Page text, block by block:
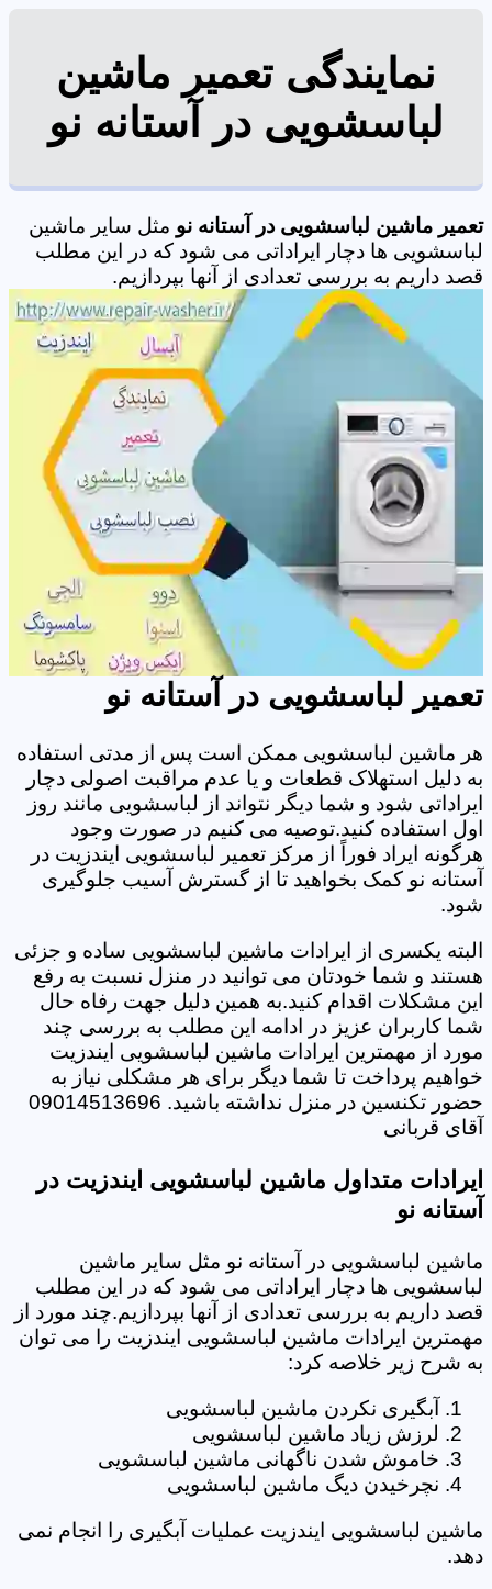
نمایندگی تعمیر ماشین
لباسشویی در آستانه نو
تعمیر ماشین لباسشویی در آستانه نو مثل سایر ماشین
لباسشویی ها دچار ایراداتی می شود که در این مطلب
قصد داریم به بررسی تعدادی از آنها بپردازیم.
تعمیر لباسشویی در آستانه نو
هر ماشین لباسشویی ممکن است پس از مدتی استفاده
به دلیل استهلاک قطعات و یا عدم مراقبت اصولی دچار
ایراداتی شود و شما دیگر نتواند از لباسشویی مانند روز
اول استفاده کنید.توصیه می کنیم در صورت وجود
هرگونه ایراد فوراً از مرکز تعمیر لباسشویی ایندزیت در
آستانه نو کمک بخواهید تا از گسترش آسیب جلوگیری
شود.
البته یکسری از ایرادات ماشین لباسشویی ساده و جزئی
هستند و شما خودتان می توانید در منزل نسبت به رفع
این مشکلات اقدام کنید.به همین دلیل جهت رفاه حال
شما کاربران عزیز در ادامه این مطلب به بررسی چند
مورد از مهمترین ایرادات ماشین لباسشویی ایندزیت
خواهیم پرداخت تا شما دیگر برای هر مشکلی نیاز به
حضور تکنسین در منزل نداشته باشید. 09014513696
آقای قربانی
ایرادات متداول ماشین لباسشویی ایندزیت در
آستانه نو
ماشین لباسشویی در آستانه نو مثل سایر ماشین
لباسشویی ها دچار ایراداتی می شود که در این مطلب
قصد داریم به بررسی تعدادی از آنها بپردازیم.چند مورد از
مهمترین ایرادات ماشین لباسشویی ایندزیت را می توان
به شرح زیر خلاصه کرد:
آبگیری نکردن ماشین لباسشویی
لرزش زیاد ماشین لباسشویی
خاموش شدن ناگهانی ماشین لباسشویی
نچرخیدن دیگ ماشین لباسشویی
ماشین لباسشویی ایندزیت عملیات آبگیری را انجام نمی
دهد.